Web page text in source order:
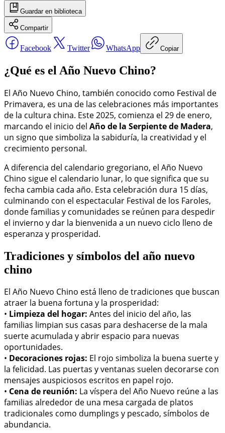
Guardar en biblioteca
Compartir
Facebook Twitter WhatsApp Copiar
¿Qué es el Año Nuevo Chino?
El Año Nuevo Chino, también conocido como Festival de
Primavera, es una de las celebraciones más importantes
de la cultura china. Este 2025, comienza el 29 de enero,
marcando el inicio del Año de la Serpiente de Madera,
un signo que simboliza la sabiduría, la creatividad y el
crecimiento personal.
A diferencia del calendario gregoriano, el Año Nuevo
Chino sigue el calendario lunar, lo que significa que su
fecha cambia cada año. Esta celebración dura 15 días,
culminando con el espectacular Festival de los Faroles,
donde familias y comunidades se reúnen para despedir
el invierno y dar la bienvenida a un nuevo ciclo lleno de
esperanza y prosperidad.
Tradiciones y símbolos del año nuevo
chino
El Año Nuevo Chino está lleno de tradiciones que buscan
atraer la buena fortuna y la prosperidad:
• Limpieza del hogar: Antes del inicio del año, las
familias limpian sus casas para deshacerse de la mala
suerte acumulada y abrir espacio para nuevas
oportunidades.
• Decoraciones rojas: El rojo simboliza la buena suerte y
la felicidad. Las puertas y ventanas suelen decorarse con
mensajes auspiciosos escritos en papel rojo.
• Cena de reunión: La víspera del Año Nuevo reúne a las
familias alrededor de una mesa cargada de platos
tradicionales como dumplings y pescado, símbolos de
abundancia.